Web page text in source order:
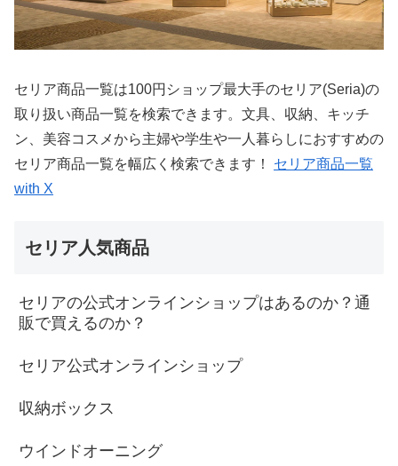
セリア商品一覧は100円ショップ最大手のセリア(Seria)の
取り扱い商品一覧を検索できます。文具、収納、キッチ
ン、美容コスメから主婦や学生や一人暮らしにおすすめの
セリア商品一覧を幅広く検索できます！ セリア商品一覧
with X
セリア人気商品
セリアの公式オンラインショップはあるのか？通
販で買えるのか？
セリア公式オンラインショップ
収納ボックス
ウインドオーニング